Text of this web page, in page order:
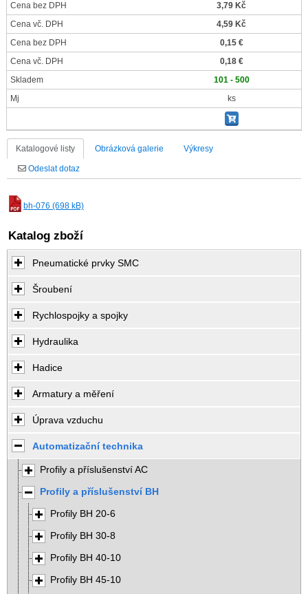
Cena bez DPH
3,79 Kč
Cena vč. DPH
4,59 Kč
Cena bez DPH
0,15 €
Cena vč. DPH
0,18 €
Skladem
101 - 500
Mj
ks
Katalogové listy Obrázková galerie Výkresy
Odeslat dotaz
bh-076 (698 kB)
Katalog zboží
Pneumatické prvky SMC
Šroubení
Rychlospojky a spojky
Hydraulika
Hadice
Armatury a měření
Úprava vzduchu
Automatizační technika
Profily a příslušenství AC
Profily a příslušenství BH
Profily BH 20-6
Profily BH 30-8
Profily BH 40-10
Profily BH 45-10